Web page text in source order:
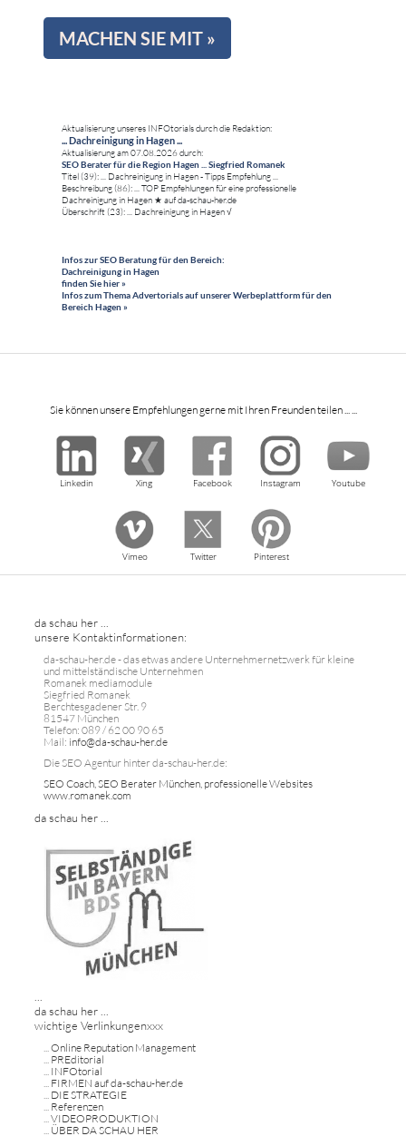
MACHEN SIE MIT »
Aktualisierung unseres INFOtorials durch die Redaktion:
... Dachreinigung in Hagen ...
Aktualisierung am 07.08.2026 durch:
SEO Berater für die Region Hagen ... Siegfried Romanek
Titel (39): ... Dachreinigung in Hagen - Tipps Empfehlung ...
Beschreibung (86): ... TOP Empfehlungen für eine professionelle
Dachreinigung in Hagen ★ auf da-schau-her.de
Überschrift (23): ... Dachreinigung in Hagen √
Infos zur SEO Beratung für den Bereich:
Dachreinigung in Hagen
finden Sie hier »
Infos zum Thema Advertorials auf unserer Werbeplattform für den
Bereich Hagen »
Sie können unsere Empfehlungen gerne mit Ihren Freunden teilen ... ...
Linkedin Xing Facebook Instagram Youtube
Vimeo Twitter Pinterest
da schau her ...
unsere Kontaktinformationen:
da-schau-her.de - das etwas andere Unternehmernetzwerk für kleine
und mittelständische Unternehmen
Romanek mediamodule
Siegfried Romanek
Berchtesgadener Str. 9
81547 München
Telefon: 089 / 62 00 90 65
Mail: info@da-schau-her.de
Die SEO Agentur hinter da-schau-her.de:
SEO Coach, SEO Berater München, professionelle Websites
www.romanek.com
da schau her ...
da schau her ...
wichtige Verlinkungenxxx
Online Reputation Management
PREditorial
INFOtorial
FIRMEN auf da-schau-her.de
DIE STRATEGIE
Referenzen
VIDEOPRODUKTION
ÜBER DA SCHAU HER